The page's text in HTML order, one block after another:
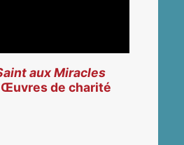
aux Miracles
Œuvres de charité